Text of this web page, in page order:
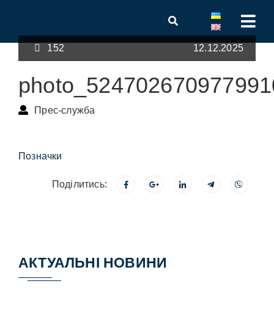
152 12.12.2025
Прес-служба
Позначки
Поділитись:
АКТУАЛЬНІ НОВИНИ